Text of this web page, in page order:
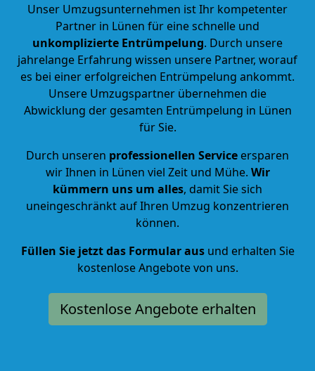
Unser Umzugsunternehmen ist Ihr kompetenter
Partner in Lünen für eine schnelle und
unkomplizierte Entrümpelung. Durch unsere
jahrelange Erfahrung wissen unsere Partner, worauf
es bei einer erfolgreichen Entrümpelung ankommt.
Unsere Umzugspartner übernehmen die
Abwicklung der gesamten Entrümpelung in Lünen
für Sie.
Durch unseren professionellen Service ersparen
wir Ihnen in Lünen viel Zeit und Mühe. Wir
kümmern uns um alles, damit Sie sich
uneingeschränkt auf Ihren Umzug konzentrieren
können.
Füllen Sie jetzt das Formular ausund erhalten Sie
kostenlose Angebote von uns.
Kostenlose Angebote erhalten